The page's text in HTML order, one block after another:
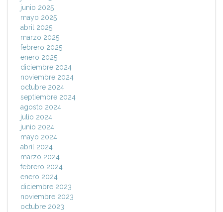
junio 2025
mayo 2025
abril 2025
marzo 2025
febrero 2025
enero 2025
diciembre 2024
noviembre 2024
octubre 2024
septiembre 2024
agosto 2024
julio 2024
junio 2024
mayo 2024
abril 2024
marzo 2024
febrero 2024
enero 2024
diciembre 2023
noviembre 2023
octubre 2023